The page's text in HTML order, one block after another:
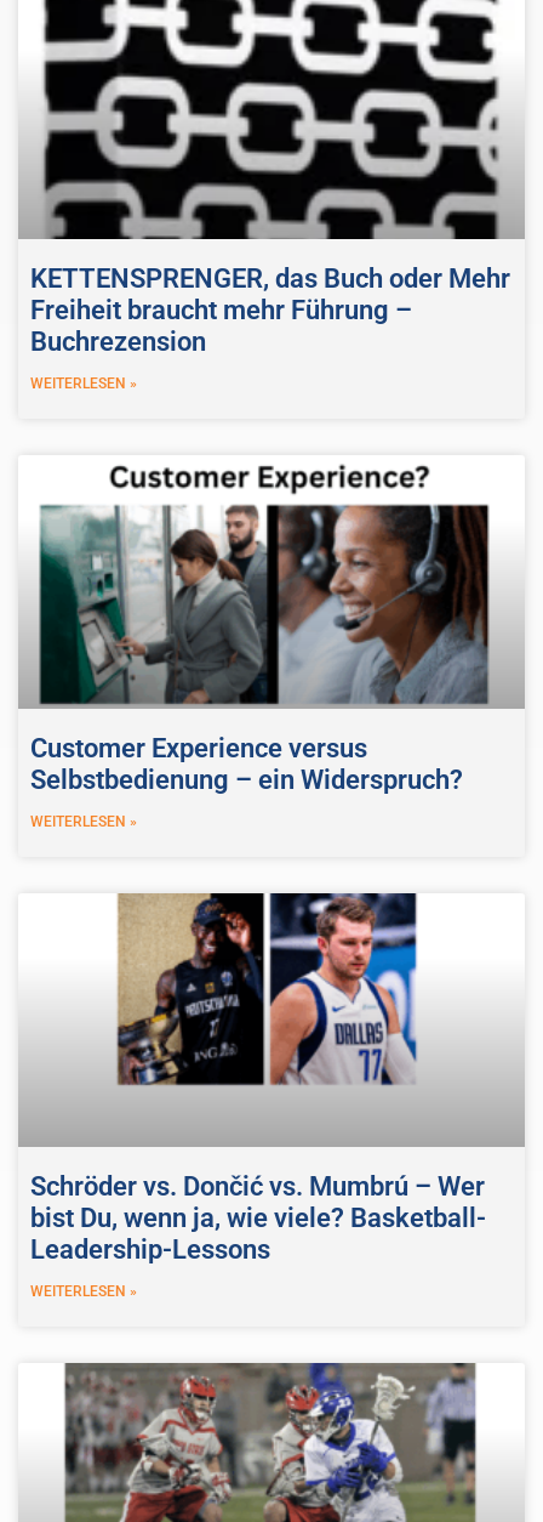
KETTENSPRENGER, das Buch oder Mehr
Freiheit braucht mehr Führung –
Buchrezension
WEITERLESEN »
Customer Experience versus
Selbstbedienung – ein Widerspruch?
WEITERLESEN »
Schröder vs. Dončić vs. Mumbrú – Wer
bist Du, wenn ja, wie viele? Basketball-
Leadership-Lessons
WEITERLESEN »